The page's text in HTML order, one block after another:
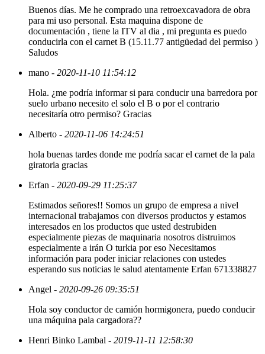
Buenos días. Me he comprado una retroexcavadora de obra
para mi uso personal. Esta maquina dispone de
documentación , tiene la ITV al dia , mi pregunta es puedo
conducirla con el carnet B (15.11.77 antigüedad del permiso )
Saludos
mano - 2020-11-10 11:54:12
Hola. ¿me podría informar si para conducir una barredora por
suelo urbano necesito el solo el B o por el contrario
necesitaría otro permiso? Gracias
Alberto - 2020-11-06 14:24:51
hola buenas tardes donde me podría sacar el carnet de la pala
giratoria gracias
Erfan - 2020-09-29 11:25:37
Estimados señores!! Somos un grupo de empresa a nivel
internacional trabajamos con diversos productos y estamos
interesados en los productos que usted destrubiden
especialmente piezas de maquinaria nosotros distruimos
especialmente a irán O turkia por eso Necesitamos
información para poder iniciar relaciones con ustedes
esperando sus noticias le salud atentamente Erfan 671338827
Angel - 2020-09-26 09:35:51
Hola soy conductor de camión hormigonera, puedo conducir
una máquina pala cargadora??
Henri Binko Lambal - 2019-11-11 12:58:30